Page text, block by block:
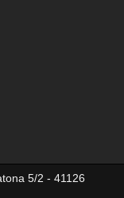
5/2 - 41126